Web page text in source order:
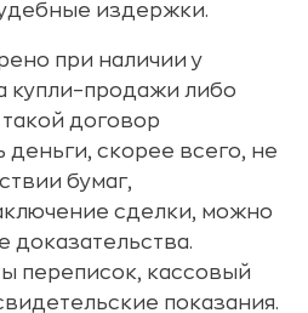
издержки.
при наличии у
купли–продажи либо
такой договор
деньги, скорее всего, не
бумаг,
сделки, можно
доказательства.
переписок, кассовый
показания.